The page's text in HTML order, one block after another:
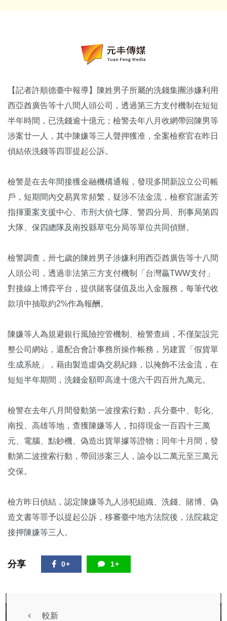
【記者許順德臺中報導】陳姓男子所屬的洗錢集團涉嫌利用
西亞酋廣告等十八間人頭公司，透過第三方支付機制在短短
半年時間，已洗錢逾十億元；檢警去年八月收網帶回陳男等
涉案廿一人，其中陳嫌等三人聲押獲准，全案檢察官在昨日
偵結依洗錢等四罪提起公訴。
檢警是在去年間接獲金融機構通報，發現多間新設立公司帳
戶，短期間內交易異常頻繁，疑涉不法金流，檢察官謝孟芳
指揮重案支援中心、市刑大偵七隊、警四分局、刑事局第四
大隊、保四總隊及南投縣草屯分局等單位共同偵辦。
檢警調查，卅七歲的陳姓男子涉嫌利用西亞酋廣告等十八間
人頭公司，透過非法第三方支付機制「台灣贏TWW支付」
對接線上博弈平台，提供賭客儲值及出入金服務，每筆代收
款項中抽取約2%作為報酬。
陳嫌等人為規避銀行風險控管機制、檢警查緝，不僅架設完
整公司網站，還配合會計事務所操作帳務，另建置「假貨單
生成系統」，藉由製造虛偽交易紀錄，以掩飾不法金流，在
短短半年期間，洗錢金額即高達十億六千四百卅九萬元。
檢警在去年八月間發動第一波搜索行動，兵分臺中、彰化、
南投、高雄等地，查獲陳嫌等人，扣得現金一百四十三萬
元、電腦、點鈔機、偽造出貨單據等證物；同年十月間，發
動第二波搜索行動，帶回涉案三人，諭令以二萬元至三萬元
交保。
檢方昨日偵結，認定陳嫌等九人涉犯組織、洗錢、賭博、偽
造文書等罪予以提起公訴，移審臺中地方法院後，法院裁定
接押陳嫌等三人。
分享 0+ 1+
較新